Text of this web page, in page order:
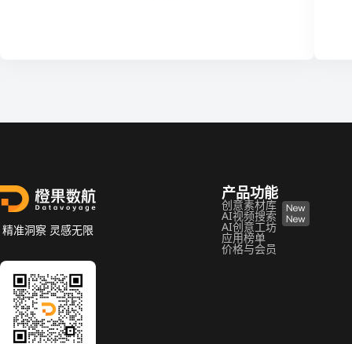
精准洞察 灵感无限
产品功能
创意素材库
AI视频搜索
AI创意工坊
应用榜单
价格与会员